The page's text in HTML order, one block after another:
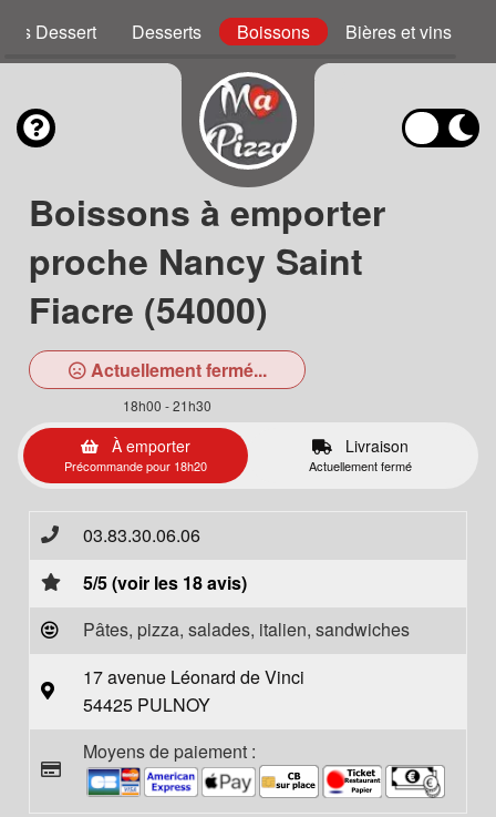
Dessert Desserts Boissons Bières et vins
Boissons à emporter
proche Nancy Saint
Fiacre (54000)
Actuellement fermé...
18h00 - 21h30
À emporter
Précommande pour 18h20
Livraison
Actuellement fermé
03.83.30.06.06
5/5 (voir les 18 avis)
Pâtes, pizza, salades, italien, sandwiches
17 avenue Léonard de Vinci
54425 PULNOY
Moyens de paiement :